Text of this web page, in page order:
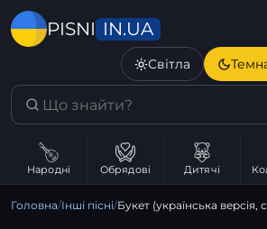
PISNI IN.UA
Світла
Народні Обрядові Дитячі
Головна/Інші пісні/Букет (українська версія,